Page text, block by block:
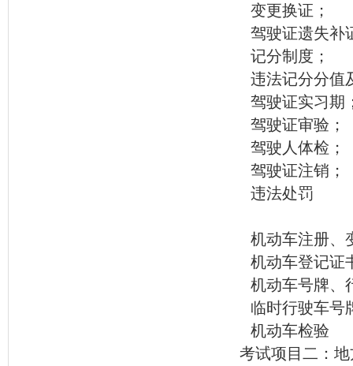
变更换证；
驾驶证遗失补
记分制度；
违法记分分值
驾驶证实习期
驾驶证审验；
驾驶人体检；
驾驶证注销；
违法处罚
机动车注册、
机动车登记证
机动车号牌、
临时行驶车号
机动车检验
考试项目二：